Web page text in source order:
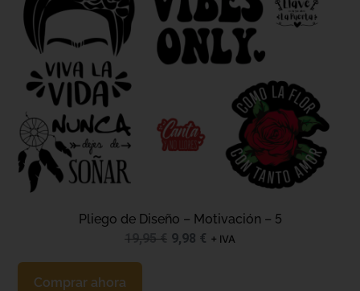
Pliego de Diseño – Motivación – 5
19,95€ 9,98 € + IVA
Comprar ahora